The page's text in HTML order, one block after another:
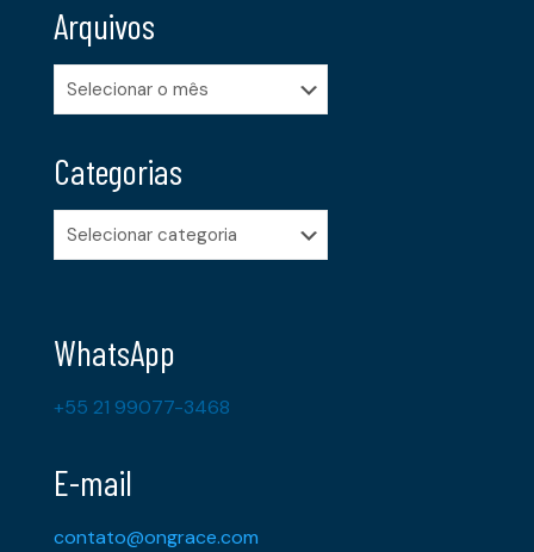
Arquivos
Arquivos
Categorias
Categorias
WhatsApp
+55 21 99077-3468
E-mail
contato@ongrace.com